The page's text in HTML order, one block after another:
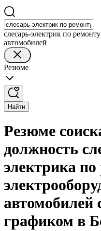
слесарь-электрик по
автомобилей
Резюме
Найти
Резюме
должность
электрика
автомобилей
графиком в